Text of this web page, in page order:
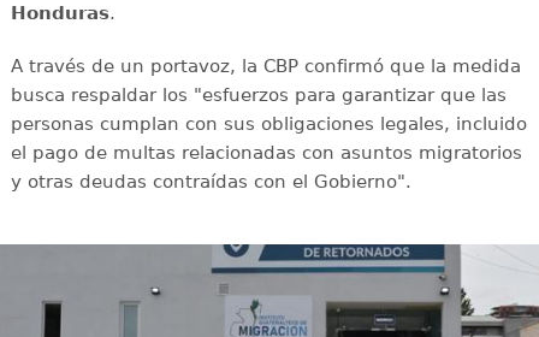
Honduras.
A través de un portavoz, la CBP confirmó que la medida
busca respaldar los "esfuerzos para garantizar que las
personas cumplan con sus obligaciones legales, incluido
el pago de multas relacionadas con asuntos migratorios
y otras deudas contraídas con el Gobierno".